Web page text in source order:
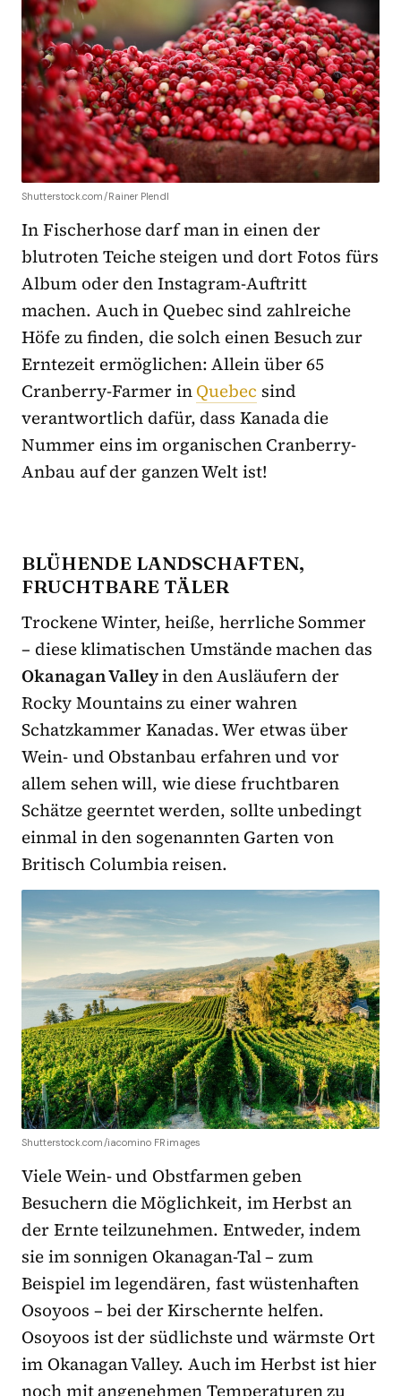
Shutterstock.com/Rainer Plendl
In Fischerhose darf man in einen der
blutroten Teiche steigen und dort Fotos fürs
Album oder den Instagram-Auftritt
machen. Auch in Quebec sind zahlreiche
Höfe zu finden, die solch einen Besuch zur
Erntezeit ermöglichen: Allein über 65
Cranberry-Farmer inQuebec sind
verantwortlich dafür, dass Kanada die
Nummer eins im organischen Cranberry-
Anbau auf der ganzen Welt ist!
BLÜHENDE LANDSCHAFTEN,
FRUCHTBARE TÄLER
Trockene Winter, heiße, herrliche Sommer
– diese klimatischen Umstände machen das
Okanagan Valleyin den Ausläufern der
Rocky Mountains zu einer wahren
Schatzkammer Kanadas. Wer etwas über
Wein- und Obstanbau erfahren und vor
allem sehen will, wie diese fruchtbaren
Schätze geerntet werden, sollte unbedingt
einmal in den sogenannten Garten von
Britisch Columbia reisen.
Shutterstock.com/iacomino FRimages
Viele Wein- und Obstfarmen geben
Besuchern die Möglichkeit, im Herbst an
der Ernte teilzunehmen. Entweder, indem
sie im sonnigen Okanagan-Tal – zum
Beispiel im legendären, fast wüstenhaften
Osoyoos – bei der Kirschernte helfen.
Osoyoos ist der südlichste und wärmste Ort
im Okanagan Valley. Auch im Herbst ist hier
noch mit angenehmen Temperaturen zu